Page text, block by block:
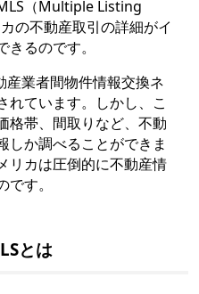
（Multiple Listing
の不動産取引の詳細がイ
るのです。
産業者間物件情報交換ネ
れています。しかし、こ
格帯、間取りなど、不動
しか調べることができま
リカは圧倒的に不動産情
す。
とは